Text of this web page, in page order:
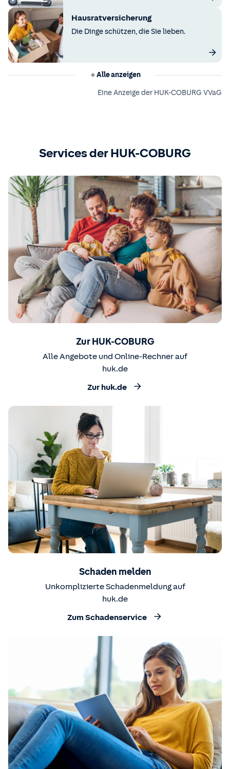
Hausratversicherung
Die Dinge schützen, die Sie lieben.
Alle anzeigen
Eine Anzeige der HUK-COBURG VVaG
Services der HUK-COBURG
Zur HUK-COBURG
Alle Angebote und Online-Rechner auf
huk.de
Zur huk.de
Schaden melden
Unkomplizierte Schadenmeldung auf
huk.de
Zum Schadenservice